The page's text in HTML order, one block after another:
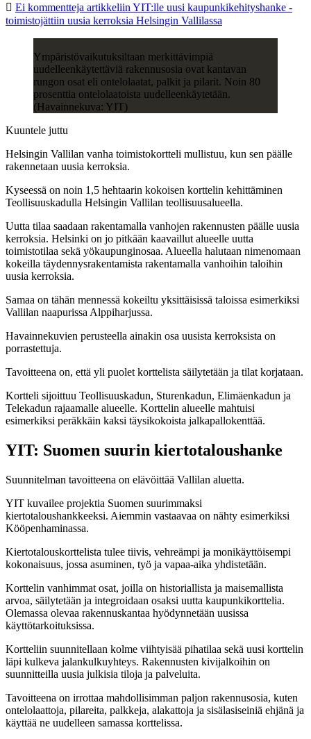
Ei kommentteja artikkeliin YIT:lle uusi kaupunkikehityshanke -
toimistojättiin uusia kerroksia Helsingin Vallilassa
Ympäristövaikutuksiltaan merkittävimpiä
uudelleenkäytettäviä rakennusosia ovat kantavan
rungon osat eli ontelolaatat, palkit ja pilarit. Noin 80
prosenttia ontelolaatoista uudelleenkäytetään.
(Havainnekuva: YIT)
Kuuntele juttu
Helsingin Vallilan vanha toimistokortteli mullistuu, kun sen päälle
rakennetaan uusia kerroksia.
Kyseessä on noin 1,5 hehtaarin kokoisen korttelin kehittäminen
Teollisuuskadulla Helsingin Vallilan teollisuusalueella.
Uutta tilaa saadaan rakentamalla vanhojen rakennusten päälle uusia
kerroksia. Helsinki on jo pitkään kaavaillut alueelle uutta
toimistotilaa sekä yökaupunginosaa. Alueella halutaan nimenomaan
kokeilla täydennysrakentamista rakentamalla vanhoihin taloihin
uusia kerroksia.
Samaa on tähän mennessä kokeiltu yksittäisissä taloissa esimerkiksi
Vallilan naapurissa Alppiharjussa.
Havainnekuvien perusteella ainakin osa uusista kerroksista on
porrastettuja.
Tavoitteena on, että yli puolet korttelista säilytetään ja tilat korjataan.
Kortteli sijoittuu Teollisuuskadun, Sturenkadun, Elimäenkadun ja
Telekadun rajaamalle alueelle. Korttelin alueelle mahtuisi
esimerkiksi peräkkäin kaksi täysikokoista jalkapallokenttää.
YIT: Suomen suurin kiertotaloushanke
Suunnitelman tavoitteena on elävöittää Vallilan aluetta.
YIT kuvailee projektia Suomen suurimmaksi
kiertotaloushankkeeksi. Aiemmin vastaavaa on nähty esimerkiksi
Kööpenhaminassa.
Kiertotalouskorttelista tulee tiivis, vehreämpi ja monikäyttöisempi
kokonaisuus, jossa asuminen, työ ja vapaa-aika yhdistetään.
Korttelin vanhimmat osat, joilla on historiallista ja maisemallista
arvoa, säilytetään ja integroidaan osaksi uutta kaupunkikorttelia.
Olemassa olevaa rakennuskantaa hyödynnetään uusissa
käyttötarkoituksissa.
Kortteliin suunnitellaan kolme viihtyisää pihatilaa sekä uusi korttelin
läpi kulkeva jalankulkuyhteys. Rakennusten kivijalkoihin on
suunnitteilla uusia julkisia tiloja ja palveluita.
Tavoitteena on irrottaa mahdollisimman paljon rakennusosia, kuten
ontelolaattoja, pilareita, palkkeja, alakattoja ja sisälasiseiniä ehjänä ja
käyttää ne uudelleen samassa korttelissa.